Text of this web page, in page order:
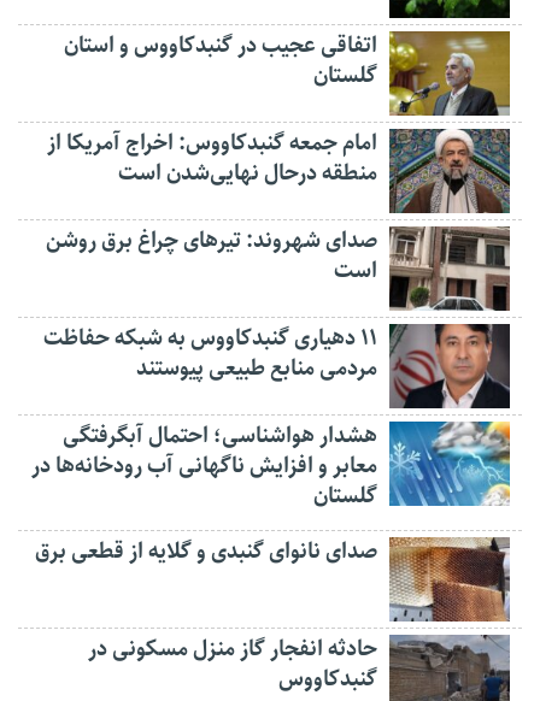
اتفاقی عجیب در‌ گنبدکاووس و استان
گلستان
امام جمعه گنبدکاووس: اخراج آمریکا از
منطقه درحال نهایی‌شدن است
صدای شهروند: تیرهای چراغ برق روشن
است
۱۱ دهیاری گنبدکاووس به شبکه حفاظت
مردمی منابع طبیعی پیوستند
هشدار هواشناسی؛ احتمال آبگرفتگی
معابر و افزایش ناگهانی آب رودخانه‌ها در
گلستان
صدای نانوای گنبدی و گلایه از قطعی برق
حادثه انفجار گاز منزل مسکونی در
گنبدکاووس